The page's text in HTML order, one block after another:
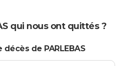
qui nous ont quittés ?
de PARLEBAS